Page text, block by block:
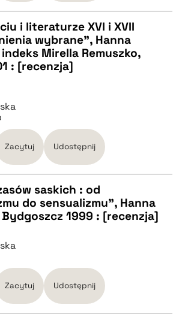
i literaturze XVI i XVII
wybrane", Hanna
Mirella Remuszko,
: [recenzja]
Zacytuj Udostępnij
saskich : od
do sensualizmu", Hanna
1999 : [recenzja]
Zacytuj Udostępnij